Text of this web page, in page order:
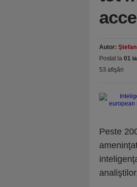
Autor:
Postat la 01
53 afişări
Peste